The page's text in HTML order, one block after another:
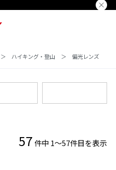
＞ ハイキング・登山 ＞ 偏光レンズ
57 件中 1～57件目を表示